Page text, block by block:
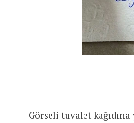
Görseli tuvalet